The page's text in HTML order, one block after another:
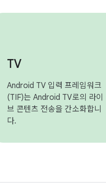
TV
Android TV 입력 프레임워크
(TIF)는 Android TV로의 라이
브 콘텐츠 전송을 간소화합니
다.